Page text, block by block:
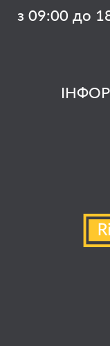
з 09:00 до